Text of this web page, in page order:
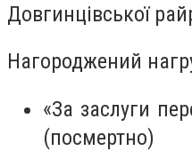
Довгинцівської
Нагороджений
«За заслуги
(посмертно)